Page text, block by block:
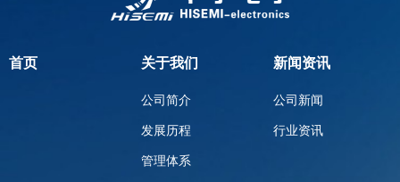
首页 关于我们
公司简介
发展历程
管理体系
新闻资讯
公司新闻
行业资讯